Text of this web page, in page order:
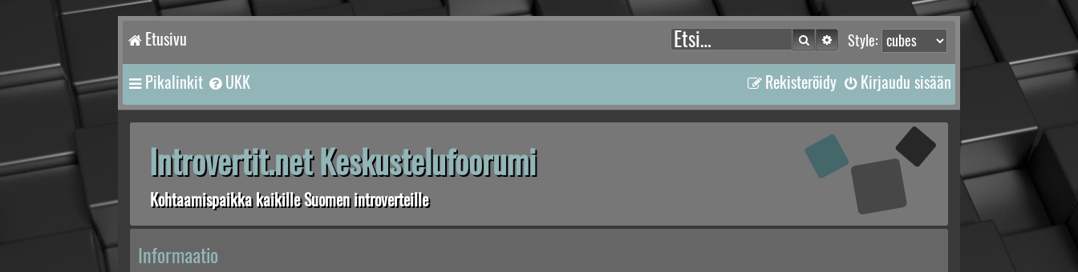
Etusivu Style:
Etsi Tarkennettu haku
Pikalinkit UKK Kirjaudu sisään
Rekisteröidy
Introvertit.net Keskustelufoorumi
Kohtaamispaikka kaikille Suomen introverteille
Informaatio